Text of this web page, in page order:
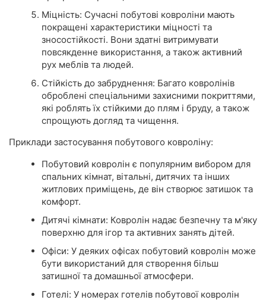
Міцність: Сучасні побутові ковроліни мають
покращені характеристики міцності та
зносостійкості. Вони здатні витримувати
повсякденне використання, а також активний
рух меблів та людей.
Стійкість до забруднення: Багато ковролінів
оброблені спеціальними захисними покриттями,
які роблять їх стійкими до плям і бруду, а також
спрощують догляд та чищення.
Приклади застосування побутового ковроліну:
Побутовий ковролін є популярним вибором для
спальних кімнат, вітальні, дитячих та інших
житлових приміщень, де він створює затишок та
комфорт.
Дитячі кімнати: Ковролін надає безпечну та м'яку
поверхню для ігор та активних занять дітей.
Офіси: У деяких офісах побутовий ковролін може
бути використаний для створення більш
затишної та домашньої атмосфери.
Готелі: У номерах готелів побутової ковролін